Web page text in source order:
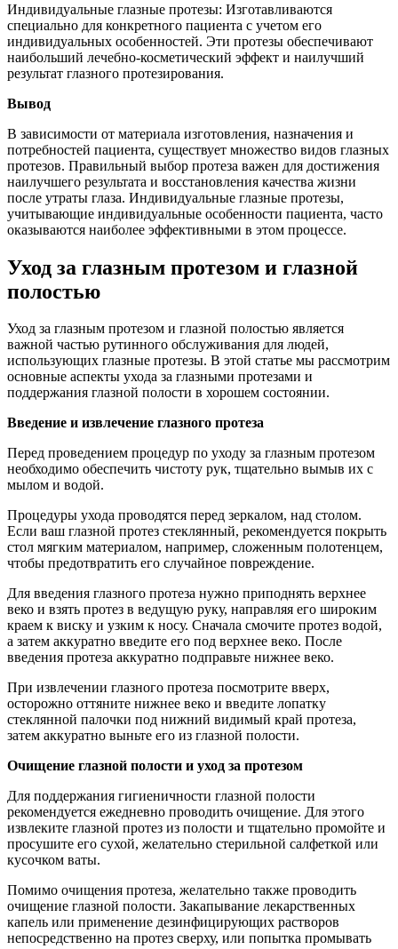
Индивидуальные глазные протезы: Изготавливаются
специально для конкретного пациента с учетом его
индивидуальных особенностей. Эти протезы обеспечивают
наибольший лечебно-косметический эффект и наилучший
результат глазного протезирования.
Вывод
В зависимости от материала изготовления, назначения и
потребностей пациента, существует множество видов глазных
протезов. Правильный выбор протеза важен для достижения
наилучшего результата и восстановления качества жизни
после утраты глаза. Индивидуальные глазные протезы,
учитывающие индивидуальные особенности пациента, часто
оказываются наиболее эффективными в этом процессе.
Уход за глазным протезом и глазной
полостью
Уход за глазным протезом и глазной полостью является
важной частью рутинного обслуживания для людей,
использующих глазные протезы. В этой статье мы рассмотрим
основные аспекты ухода за глазными протезами и
поддержания глазной полости в хорошем состоянии.
Введение и извлечение глазного протеза
Перед проведением процедур по уходу за глазным протезом
необходимо обеспечить чистоту рук, тщательно вымыв их с
мылом и водой.
Процедуры ухода проводятся перед зеркалом, над столом.
Если ваш глазной протез стеклянный, рекомендуется покрыть
стол мягким материалом, например, сложенным полотенцем,
чтобы предотвратить его случайное повреждение.
Для введения глазного протеза нужно приподнять верхнее
веко и взять протез в ведущую руку, направляя его широким
краем к виску и узким к носу. Сначала смочите протез водой,
а затем аккуратно введите его под верхнее веко. После
введения протеза аккуратно подправьте нижнее веко.
При извлечении глазного протеза посмотрите вверх,
осторожно оттяните нижнее веко и введите лопатку
стеклянной палочки под нижний видимый край протеза,
затем аккуратно выньте его из глазной полости.
Очищение глазной полости и уход за протезом
Для поддержания гигиеничности глазной полости
рекомендуется ежедневно проводить очищение. Для этого
извлеките глазной протез из полости и тщательно промойте и
просушите его сухой, желательно стерильной салфеткой или
кусочком ваты.
Помимо очищения протеза, желательно также проводить
очищение глазной полости. Закапывание лекарственных
капель или применение дезинфицирующих растворов
непосредственно на протез сверху, или попытка промывать